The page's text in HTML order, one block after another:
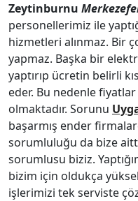
Zeytinburnu
personellerimiz ile
hizmetleri alınmaz. Bir
yapmaz. Başka bir
yaptırıp ücretin belirli
eder. Bu nedenle
olmaktadır. Sorunu
başarmış ender
sorumluluğu da bize
sorumlusu biziz.
bizim için oldukça
işlerimizi tek serviste